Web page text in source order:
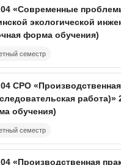
«Современные
экологической
форма обучения)
семестр
CPO
работа)»
обучения)
семестр
«Производственная